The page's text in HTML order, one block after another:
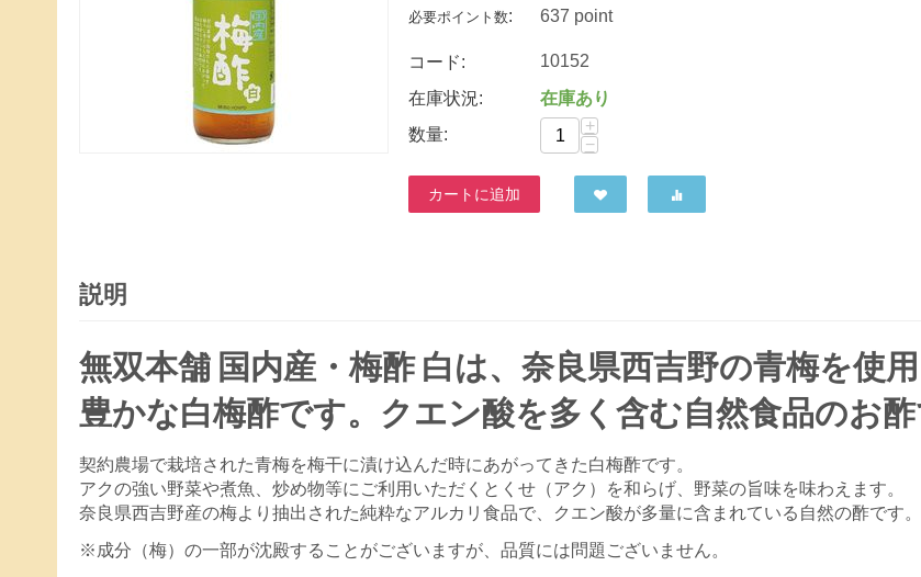
必要ポイント数: 637 point
コード:
10152
在庫状況:
在庫あり
数量:
+
−
カートに追加
説明
無双本舗 国内産・梅酢 白は、奈良県西吉野の青梅を使
豊かな白梅酢です。クエン酸を多く含む自然食品のお酢
契約農場で栽培された青梅を梅干に漬け込んだ時にあがってきた白梅酢です。
アクの強い野菜や煮魚、炒め物等にご利用いただくとくせ（アク）を和らげ、野菜の旨味を味わえます。
奈良県西吉野産の梅より抽出された純粋なアルカリ食品で、クエン酸が多量に含まれている自然の酢です。
※成分（梅）の一部が沈殿することがございますが、品質には問題ございません。